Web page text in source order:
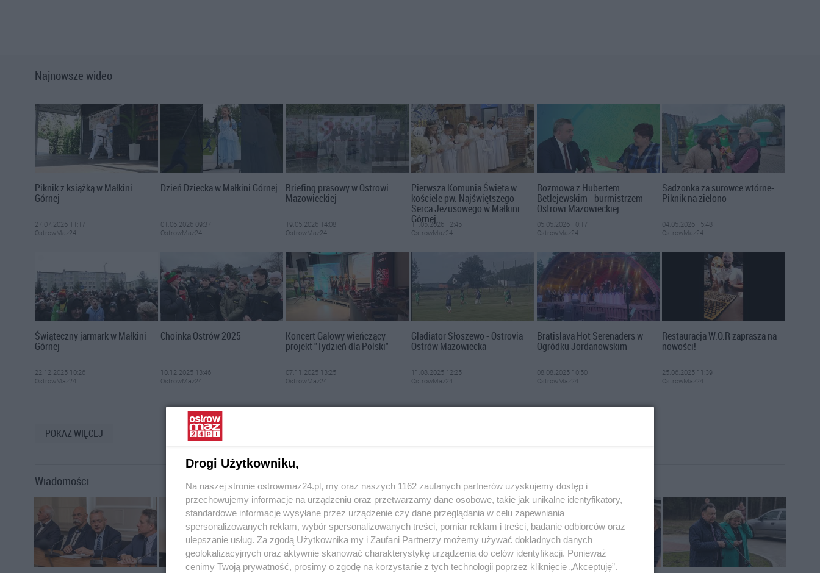
Najnowsze wideo
Piknik z książką w Małkini
Górnej
27.07.2026 11:17
OstrowMaz24
Dzień Dziecka w Małkini Górnej
01.06.2026 09:37
OstrowMaz24
Briefing prasowy w Ostrowi
Mazowieckiej
19.05.2026 14:08
OstrowMaz24
Pierwsza Komunia Święta w
kościele pw. Najświętszego
Serca Jezusowego w Małkini
Górnej
11.05.2026 12:45
OstrowMaz24
Rozmowa z Hubertem
Betlejewskim - burmistrzem
Ostrowi Mazowieckiej
05.05.2026 10:17
OstrowMaz24
Sadzonka za surowce wtórne-
Piknik na zielono
04.05.2026 15:48
OstrowMaz24
Świąteczny jarmark w Małkini
Górnej
22.12.2025 10:26
OstrowMaz24
Choinka Ostrów 2025
10.12.2025 13:46
OstrowMaz24
Koncert Galowy wieńczący
projekt "Tydzień dla Polski"
07.11.2025 13:25
OstrowMaz24
Gladiator Słoszewo - Ostrovia
Ostrów Mazowiecka
11.08.2025 12:25
OstrowMaz24
Bratislava Hot Serenaders w
Ogródku Jordanowskim
08.08.2025 10:50
OstrowMaz24
Restauracja W.O.R zaprasza na
nowości!
25.06.2025 11:39
OstrowMaz24
POKAŻ WIĘCEJ
Wiadomości
Drogi Użytkowniku,
Na naszej stronie ostrowmaz24.pl, my oraz naszych 1162 zaufanych partnerów uzyskujemy dostęp i
przechowujemy informacje na urządzeniu oraz przetwarzamy dane osobowe, takie jak unikalne identyfikatory,
standardowe informacje wysyłane przez urządzenie czy dane przeglądania w celu zapewniania
spersonalizowanych reklam, wybór spersonalizowanych treści, pomiar reklam i treści, badanie odbiorców oraz
ulepszanie usług. Za zgodą Użytkownika my i Zaufani Partnerzy możemy używać dokładnych danych
geolokalizacyjnych oraz aktywnie skanować charakterystykę urządzenia do celów identyfikacji. Ponieważ
cenimy Twoją prywatność, prosimy o zgodę na korzystanie z tych technologii poprzez kliknięcie „Akceptuję”.